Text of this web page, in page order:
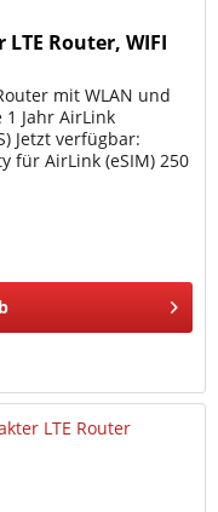
Router, WIFI
mit WLAN und
1 Jahr AirLink
Jetzt verfügbar:
für AirLink (eSIM) 250